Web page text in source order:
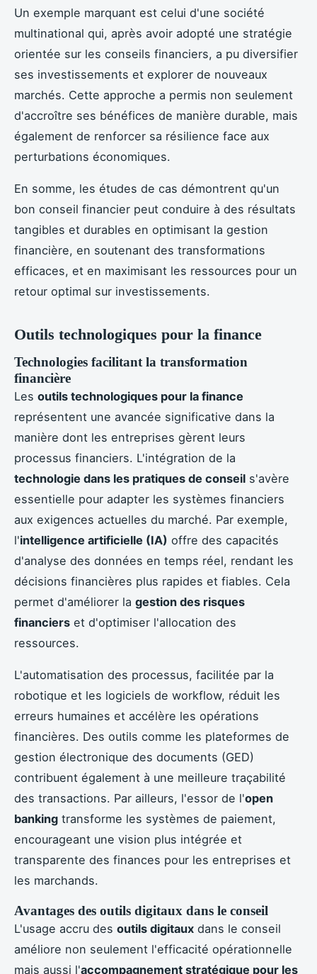
Un exemple marquant est celui d'une société
multinational qui, après avoir adopté une stratégie
orientée sur les conseils financiers, a pu diversifier
ses investissements et explorer de nouveaux
marchés. Cette approche a permis non seulement
d'accroître ses bénéfices de manière durable, mais
également de renforcer sa résilience face aux
perturbations économiques.
En somme, les études de cas démontrent qu'un
bon conseil financier peut conduire à des résultats
tangibles et durables en optimisant la gestion
financière, en soutenant des transformations
efficaces, et en maximisant les ressources pour un
retour optimal sur investissements.
Outils technologiques pour la finance
Technologies facilitant la transformation
financière
Les outils technologiques pour la finance
représentent une avancée significative dans la
manière dont les entreprises gèrent leurs
processus financiers. L'intégration de la
technologie dans les pratiques de conseil s'avère
essentielle pour adapter les systèmes financiers
aux exigences actuelles du marché. Par exemple,
l'intelligence artificielle (IA) offre des capacités
d'analyse des données en temps réel, rendant les
décisions financières plus rapides et fiables. Cela
permet d'améliorer la gestion des risques
financiers et d'optimiser l'allocation des
ressources.
L'automatisation des processus, facilitée par la
robotique et les logiciels de workflow, réduit les
erreurs humaines et accélère les opérations
financières. Des outils comme les plateformes de
gestion électronique des documents (GED)
contribuent également à une meilleure traçabilité
des transactions. Par ailleurs, l'essor de l'open
banking transforme les systèmes de paiement,
encourageant une vision plus intégrée et
transparente des finances pour les entreprises et
les marchands.
Avantages des outils digitaux dans le conseil
L'usage accru des outils digitaux dans le conseil
améliore non seulement l'efficacité opérationnelle
mais aussi l'accompagnement stratégique pour les